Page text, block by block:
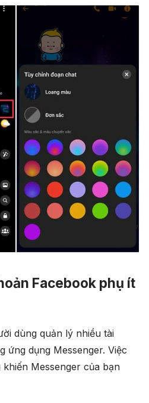
Facebook phụ ít
dùng quản lý nhiều tài
ứng dụng Messenger. Việc
Messenger của bạn